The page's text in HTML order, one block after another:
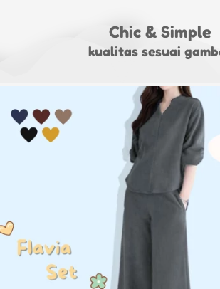
Chic & Simple
kualitas sesuai